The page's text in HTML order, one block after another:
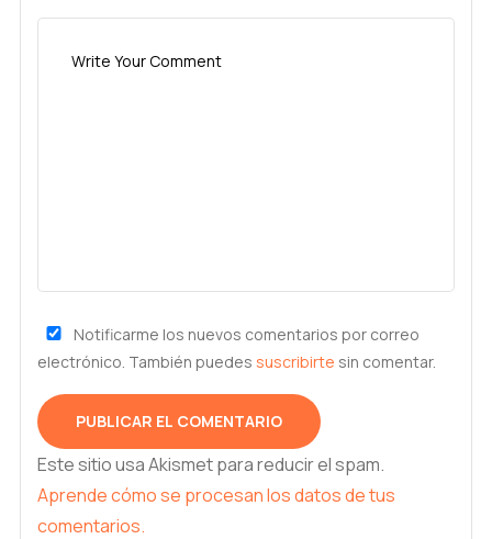
Notificarme los nuevos comentarios por correo
electrónico. También puedes suscribirte sin comentar.
Este sitio usa Akismet para reducir el spam.
Aprende cómo se procesan los datos de tus
comentarios.